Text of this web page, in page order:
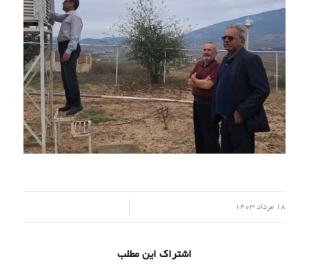
18 مرداد 1403
اشتراک این مطلب